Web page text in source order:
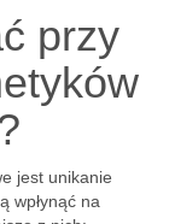
przy
jest unikanie
wpłynąć na